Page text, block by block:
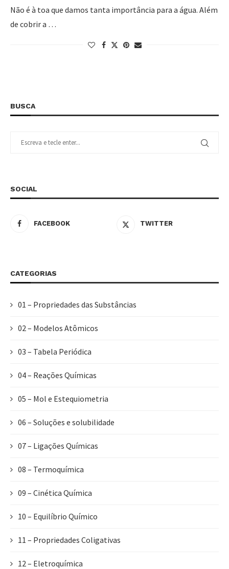
Não é à toa que damos tanta importância para a água. Além
de cobrir a …
BUSCA
SOCIAL
FACEBOOK TWITTER
CATEGORIAS
01 – Propriedades das Substâncias
02 – Modelos Atômicos
03 – Tabela Periódica
04 – Reações Químicas
05 – Mol e Estequiometria
06 – Soluções e solubilidade
07 – Ligações Químicas
08 – Termoquímica
09 – Cinética Química
10 – Equilíbrio Químico
11 – Propriedades Coligativas
12 – Eletroquímica